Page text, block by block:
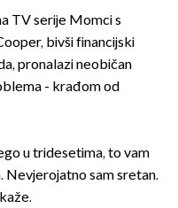
TV serije Momci s
bivši financijski
pronalazi neobičan
- krađom od
u tridesetima, to vam
Nevjerojatno sam sretan.